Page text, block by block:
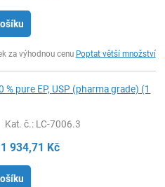
za výhodnou cenu Poptat větší množství
% pure EP, USP (pharma grade) (1
Kat. č.: LC-7006.3
934,71 Kč